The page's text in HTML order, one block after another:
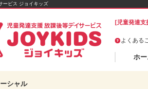
ービス ジョイキッズ
[児童発達支
よくある
ホ
シャル